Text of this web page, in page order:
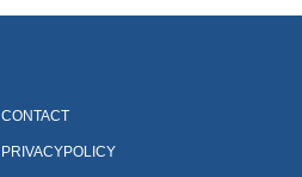
CONTACT
PRIVACYPOLICY